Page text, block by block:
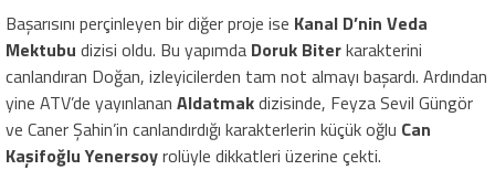
Başarısını perçinleyen bir diğer proje ise Kanal D’nin Veda
Mektubu dizisi oldu. Bu yapımda Doruk Biterkarakterini
canlandıran Doğan, izleyicilerden tam not almayı başardı. Ardından
yine ATV’de yayınlanan Aldatmakdizisinde, Feyza Sevil Güngör
ve Caner Şahin’in canlandırdığı karakterlerin küçük oğlu Can
Kaşifoğlu Yenersoyrolüyle dikkatleri üzerine çekti.